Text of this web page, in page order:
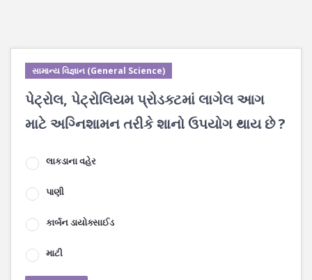
સામાન્ય વિજ્ઞાન (General Science)
પેટ્રોલ, પેટ્રોલિયમ પ્રોડક્ટમાં લાગેલ આગ
માટે અગ્નિશામન તરીકે શાનો ઉપયોગ થાય છે ?
લાકડાના વહેર
પાણી
કાર્બન ડાયોક્સાઈડ
માટી